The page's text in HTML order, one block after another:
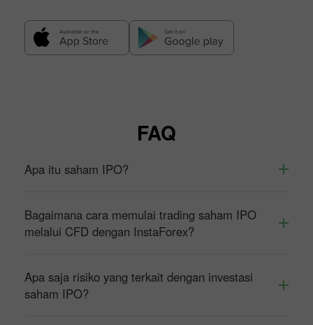
FAQ
Apa itu saham IPO?
Bagaimana cara memulai trading saham IPO
melalui CFD dengan InstaForex?
Apa saja risiko yang terkait dengan investasi
saham IPO?